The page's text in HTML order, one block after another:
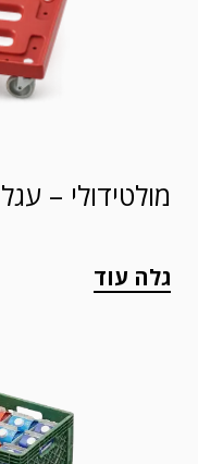
מולטידולי –
גלה עוד